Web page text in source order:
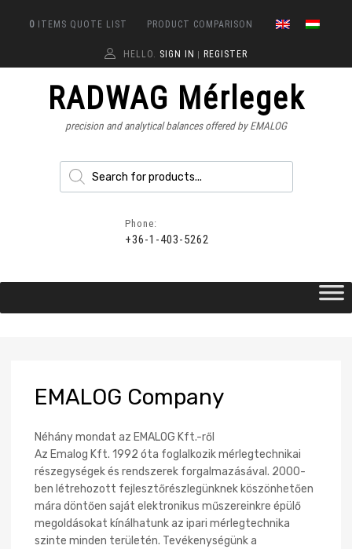
0 ITEMS QUOTE LIST PRODUCT COMPARISON
HELLO. SIGN IN REGISTER
RADWAG Mérlegek
precision and analytical balances offered by EMALOG
Phone:
+36-1-403-5262
EMALOG Company
Néhány mondat az EMALOG Kft.-ről
Az Emalog Kft. 1992 óta foglalkozik mérlegtechnikai
részegységek és rendszerek forgalmazásával. 2000-
ben létrehozott fejlesztőrészlegünknek köszönhetően
mára döntően saját elektronikus műszereinkre épülő
megoldásokat kínálhatunk az ipari mérlegtechnika
szinte minden területén. Tevékenységünk a